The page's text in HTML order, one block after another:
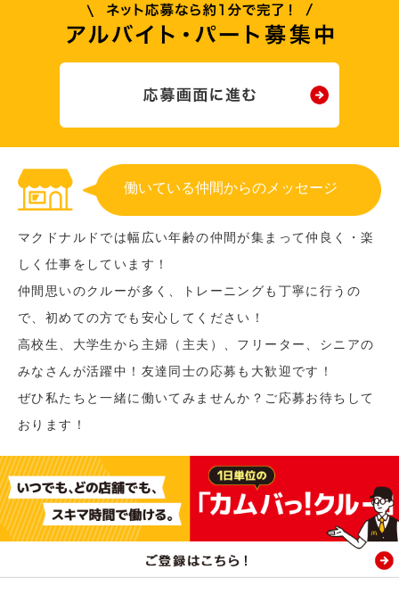
働いている仲間からのメッセージ
マクドナルドでは幅広い年齢の仲間が集まって仲良く・楽
しく仕事をしています！
仲間思いのクルーが多く、トレーニングも丁寧に行うの
で、初めての方でも安心してください！
高校生、大学生から主婦（主夫）、フリーター、シニアの
みなさんが活躍中！友達同士の応募も大歓迎です！
ぜひ私たちと一緒に働いてみませんか？ご応募お待ちして
おります！